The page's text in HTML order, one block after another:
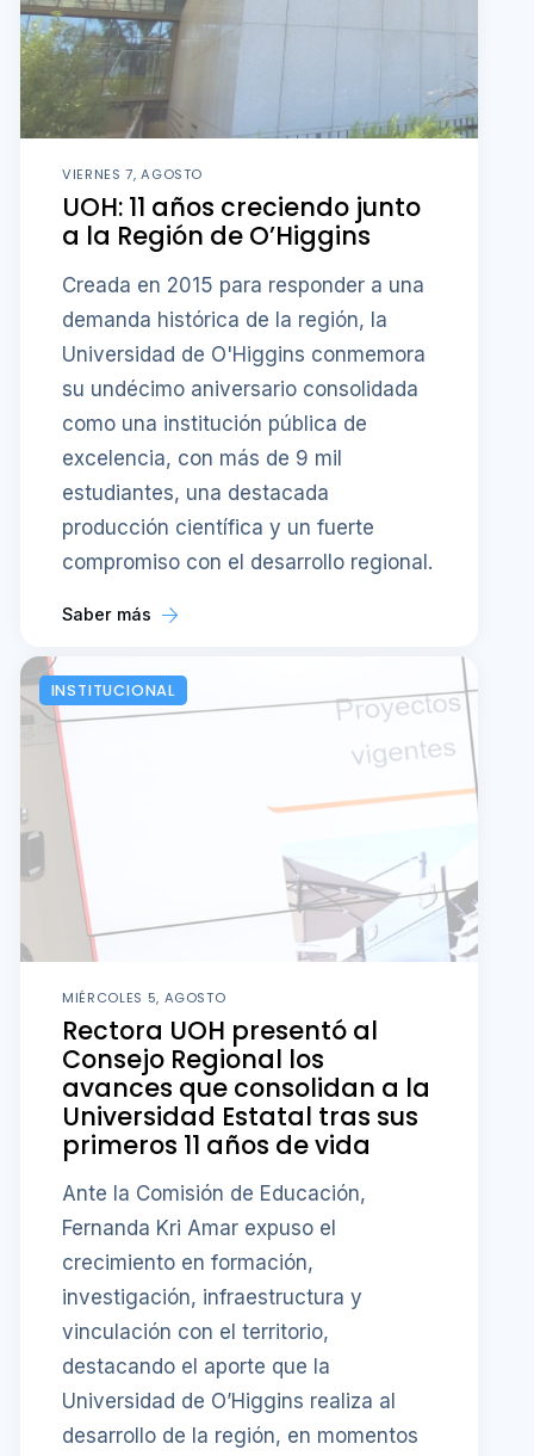
VIERNES 7, AGOSTO
UOH: 11 años creciendo junto
a la Región de O’Higgins
Creada en 2015 para responder a una
demanda histórica de la región, la
Universidad de O'Higgins conmemora
su undécimo aniversario consolidada
como una institución pública de
excelencia, con más de 9 mil
estudiantes, una destacada
producción científica y un fuerte
compromiso con el desarrollo regional.
Saber más
INSTITUCIONAL
MIÉRCOLES 5, AGOSTO
Rectora UOH presentó al
Consejo Regional los
avances que consolidan a la
Universidad Estatal tras sus
primeros 11 años de vida
Ante la Comisión de Educación,
Fernanda Kri Amar expuso el
crecimiento en formación,
investigación, infraestructura y
vinculación con el territorio,
destacando el aporte que la
Universidad de O’Higgins realiza al
desarrollo de la región, en momentos